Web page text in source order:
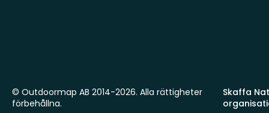
Skaffa
© Outdoormap AB 2014-2026. Alla rättigheter
förbehållna.